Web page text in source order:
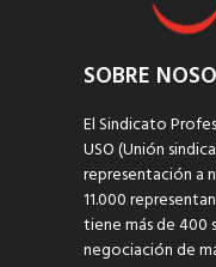
SOBRE
El Sindicato
USO (Unión
representación a
11.000
tiene más de 400
negociación de